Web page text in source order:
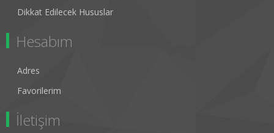
Dikkat Edilecek Hususlar
Hesabım
Adres
Favorilerim
İletişim